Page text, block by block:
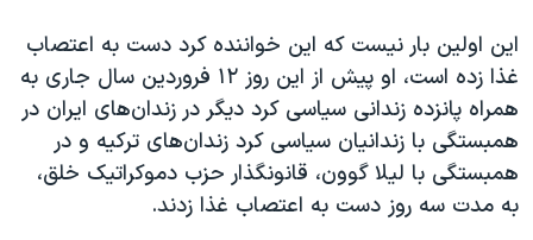
این اولین بار نیست که این خواننده کرد دست به اعتصاب
غذا زده است، او پیش از این روز ۱۲ فروردین سال جاری به
همراه پانزده زندانی سیاسی کرد دیگر در زندان‌های ایران در
همبستگی با زندانیان سیاسی کرد زندان‌های ترکیه و در
همبستگی با لیلا گوون، قانونگذار حزب دموکراتیک خلق،
به مدت سه روز دست به اعتصاب غذا زدند.